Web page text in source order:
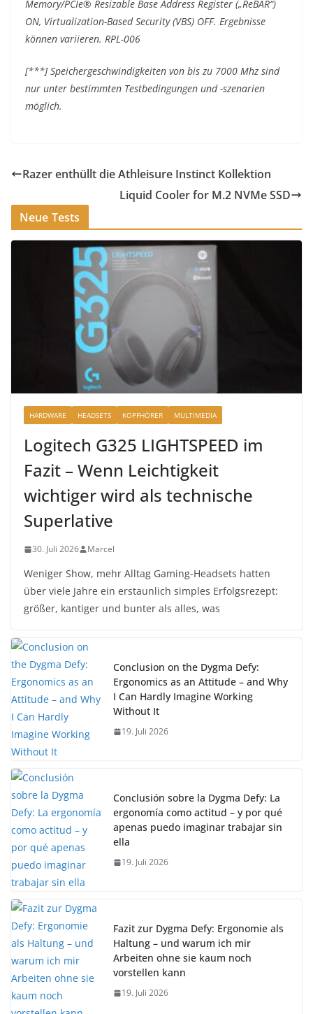
Memory/PCIe® Resizable Base Address Register („ReBAR“)
ON, Virtualization-Based Security (VBS) OFF. Ergebnisse
können variieren. RPL-006
[***] Speichergeschwindigkeiten von bis zu 7000 Mhz sind
nur unter bestimmten Testbedingungen und -szenarien
möglich.
Razer enthüllt die Athleisure Instinct Kollektion
Liquid Cooler for M.2 NVMe SSD
Neue Tests
HARDWARE HEADSETS KOPFHÖRER MULTIMEDIA
Logitech G325 LIGHTSPEED im
Fazit – Wenn Leichtigkeit
wichtiger wird als technische
Superlative
30. Juli 2026 Marcel
Weniger Show, mehr Alltag Gaming-Headsets hatten
über viele Jahre ein erstaunlich simples Erfolgsrezept:
größer, kantiger und bunter als alles, was
Conclusion on the Dygma Defy:
Ergonomics as an Attitude – and Why
I Can Hardly Imagine Working
Without It
19. Juli 2026
Conclusión sobre la Dygma Defy: La
ergonomía como actitud – y por qué
apenas puedo imaginar trabajar sin
ella
19. Juli 2026
Fazit zur Dygma Defy: Ergonomie als
Haltung – und warum ich mir
Arbeiten ohne sie kaum noch
vorstellen kann
19. Juli 2026